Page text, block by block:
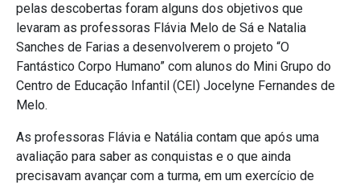
pelas descobertas foram alguns dos objetivos que
levaram as professoras Flávia Melo de Sá e Natalia
Sanches de Farias a desenvolverem o projeto “O
Fantástico Corpo Humano” com alunos do Mini Grupo do
Centro de Educação Infantil (CEI) Jocelyne Fernandes de
Melo.
As professoras Flávia e Natália contam que após uma
avaliação para saber as conquistas e o que ainda
precisavam avançar com a turma, em um exercício de